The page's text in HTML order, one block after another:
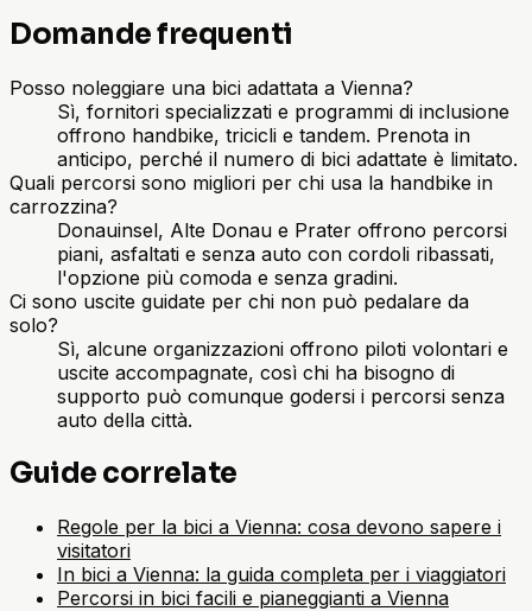
Domande frequenti
Posso noleggiare una bici adattata a Vienna?
Sì, fornitori specializzati e programmi di inclusione
offrono handbike, tricicli e tandem. Prenota in
anticipo, perché il numero di bici adattate è limitato.
Quali percorsi sono migliori per chi usa la handbike in
carrozzina?
Donauinsel, Alte Donau e Prater offrono percorsi
piani, asfaltati e senza auto con cordoli ribassati,
l'opzione più comoda e senza gradini.
Ci sono uscite guidate per chi non può pedalare da
solo?
Sì, alcune organizzazioni offrono piloti volontari e
uscite accompagnate, così chi ha bisogno di
supporto può comunque godersi i percorsi senza
auto della città.
Guide correlate
Regole per la bici a Vienna: cosa devono sapere i
visitatori
In bici a Vienna: la guida completa per i viaggiatori
Percorsi in bici facili e pianeggianti a Vienna